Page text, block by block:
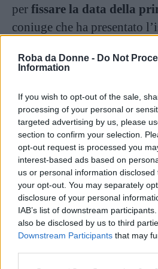
Roba da Donne - Do Not
Information
If you wish to opt-out of the sale,
processing of your personal or
targeted advertising by us, please
section to confirm your selection.
opt-out request is processed you
interest-based ads based on
us or personal information
your opt-out. You may separately
disclosure of your personal
IAB’s list of downstream
also be disclosed by us to third
Downstream Participants that may
per fissare la data della
coniuge che ha presentato
coniuge.
Continua a leggere dopo
Nel corso della prima
dovranno tassativamente
coniugi, il giudice disporrà
provvisorie in merito di
eventuale affidamento dei
punto che prende il via il
procedimento di